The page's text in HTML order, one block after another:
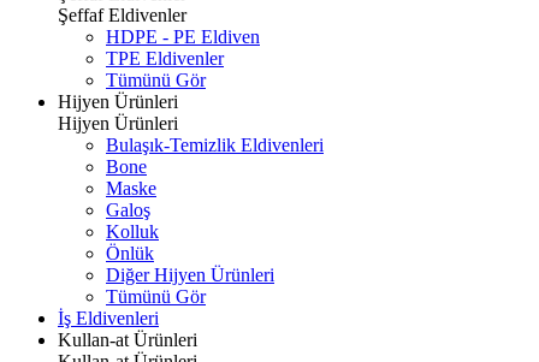
Şeffaf Eldivenler
HDPE - PE Eldiven
TPE Eldivenler
Tümünü Gör
Hijyen Ürünleri
Hijyen Ürünleri
Bulaşık-Temizlik Eldivenleri
Bone
Maske
Galoş
Kolluk
Önlük
Diğer Hijyen Ürünleri
Tümünü Gör
İş Eldivenleri
Kullan-at Ürünleri